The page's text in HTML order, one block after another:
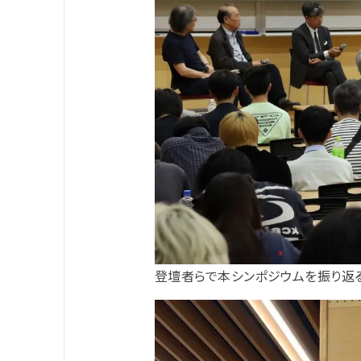
登壇者らで本シンポジウムを振り返